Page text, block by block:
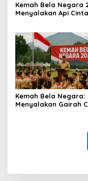
Kemah Bela Negara
Menyalakan Api Cinta
Kemah Bela Negara:
Menyalakan Gairah